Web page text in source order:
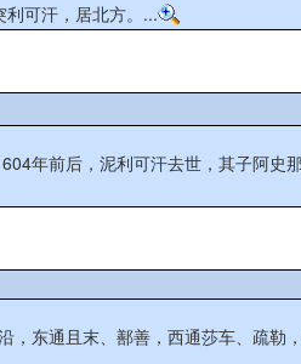
染干为突利可汗，居北方。...
年前后，泥利可汗去世，其子阿史